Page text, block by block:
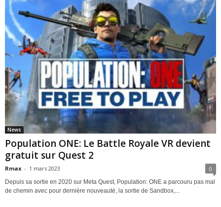
News
Population ONE: Le Battle Royale VR devient
gratuit sur Quest 2
Rmax - 1 mars 2023 0
Depuis sa sortie en 2020 sur Meta Quest, Population: ONE a parcouru pas mal
de chemin avec pour dernière nouveauté, la sortie de Sandbox,...